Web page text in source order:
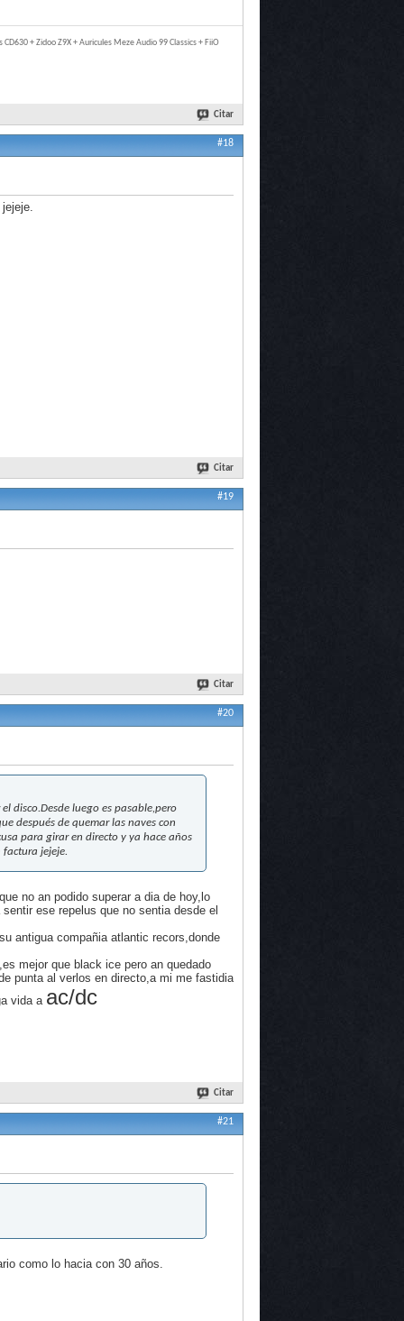
+ Zidoo Z9X + Auricules Meze Audio 99 Classics + FiiO
Citar
#18
Citar
#19
Citar
#20
disco.Desde luego es pasable,pero
después de quemar las naves con
para girar en directo y ya hace años
factura jejeje.
no an podido superar a dia de hoy,lo
ese repelus que no sentia desde el
antigua compañia atlantic recors,donde
mejor que black ice pero an quedado
punta al verlos en directo,a mi me fastidia
vida a ac/dc
Citar
#21
como lo hacia con 30 años.